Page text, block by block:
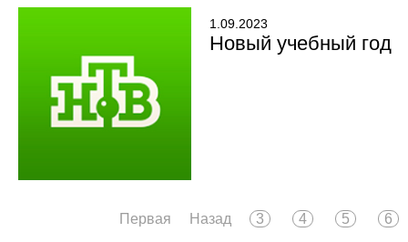
1.09.2023
Новый учебный год
Первая Назад 3 4 5 6